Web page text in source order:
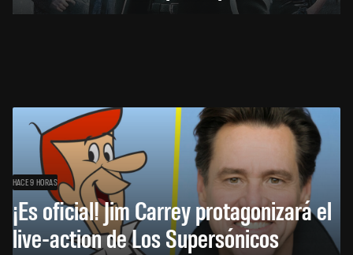
HACE 9 HORAS
¡Es oficial! Jim Carrey protagonizará el
live-action de Los Supersónicos